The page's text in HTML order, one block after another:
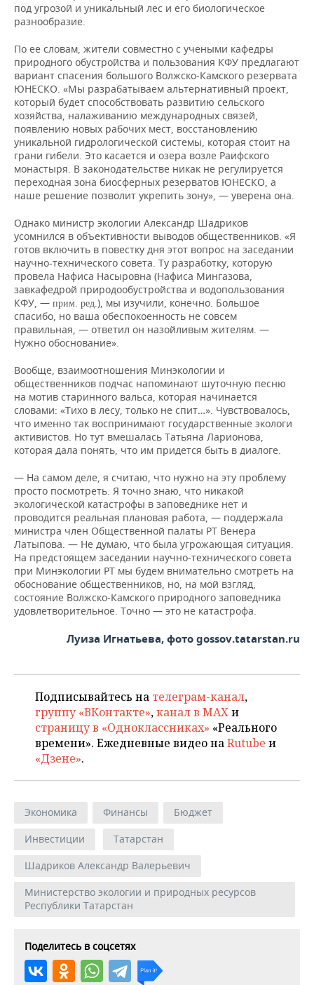
под угрозой и уникальный лес и его биологическое
разнообразие.
По ее словам, жители совместно с учеными кафедры
природного обустройства и пользования КФУ предлагают
вариант спасения большого Волжско-Камского резервата
ЮНЕСКО. «Мы разрабатываем альтернативный проект,
который будет способствовать развитию сельского
хозяйства, налаживанию международных связей,
появлению новых рабочих мест, восстановлению
уникальной гидрологической системы, которая стоит на
грани гибели. Это касается и озера возле Раифского
монастыря. В законодательстве никак не регулируется
переходная зона биосферных резерватов ЮНЕСКО, а
наше решение позволит укрепить зону», — уверена она.
Однако министр экологии Александр Шадриков
усомнился в объективности выводов общественников. «Я
готов включить в повестку дня этот вопрос на заседании
научно-технического совета. Ту разработку, которую
провела Нафиса Насыровна (Нафиса Мингазова,
завкафедрой природообустройства и водопользования
КФУ, — прим. ред.), мы изучили, конечно. Большое
спасибо, но ваша обеспокоенность не совсем
правильная, — ответил он назойливым жителям. —
Нужно обоснование».
Вообще, взаимоотношения Минэкологии и
общественников подчас напоминают шуточную песню
на мотив старинного вальса, которая начинается
словами: «Тихо в лесу, только не спит…». Чувствовалось,
что именно так воспринимают государственные экологи
активистов. Но тут вмешалась Татьяна Ларионова,
которая дала понять, что им придется быть в диалоге.
— На самом деле, я считаю, что нужно на эту проблему
просто посмотреть. Я точно знаю, что никакой
экологической катастрофы в заповеднике нет и
проводится реальная плановая работа, — поддержала
министра член Общественной палаты РТ Венера
Латыпова. — Не думаю, что была угрожающая ситуация.
На предстоящем заседании научно-технического совета
при Минэкологии РТ мы будем внимательно смотреть на
обоснование общественников, но, на мой взгляд,
состояние Волжско-Камского природного заповедника
удовлетворительное. Точно — это не катастрофа.
Луиза Игнатьева, фото gossov.tatarstan.ru
Подписывайтесь на телеграм-канал,
группу «ВКонтакте»,канал в MAXи
страницу в «Одноклассниках» «Реального
времени». Ежедневные видео наRutube и
«Дзене».
Экономика Финансы
Бюджет
Инвестиции
Татарстан
Шадриков Александр Валерьевич
Министерство экологии и природных ресурсов
Республики Татарстан
Поделитесь в соцсетях